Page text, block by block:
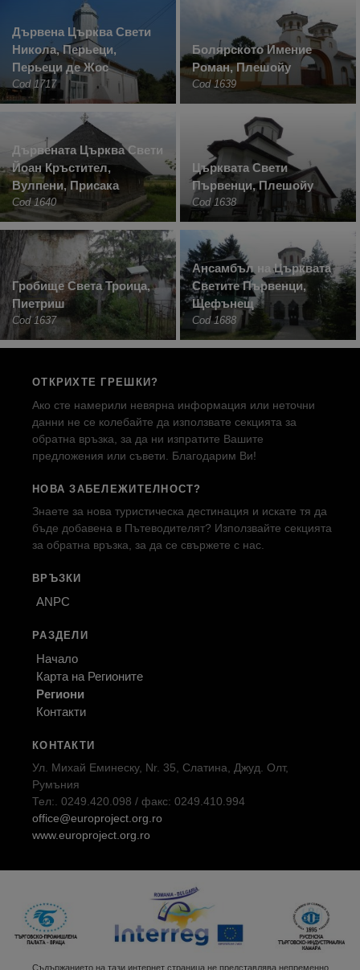
Дървена Църква Свети
Никола, Перьеци,
Перьеци де Жос
Cod 1717
Болярското Имение
Роман, Плешойу
Cod 1639
Дървената Църква Свети
Йоан Кръстител,
Вулпени, Присака
Cod 1640
Църквата Свети
Първенци, Плешойу
Cod 1638
Гробище Света Троица,
Пиетриш
Cod 1637
Ансамбъл на Църквата
Светите Първенци,
Щефънещ
Cod 1688
ОТКРИХТЕ ГРЕШКИ?
Ако сте намерили невярна информация или неточни
данни не се колебайте да използвате секцията за
обратна връзка, за да ни изпратите Вашите
предложения или съвети. Благодарим Ви!
НОВА ЗАБЕЛЕЖИТЕЛНОСТ?
Знаете за нова туристическа дестинация и искате тя да
бъде добавена в Пътеводителят? Използвайте секцията
за обратна връзка, за да се свържете с нас.
ВРЪЗКИ
ANPC
РАЗДЕЛИ
Начало
Карта на Регионите
Региони
Контакти
КОНТАКТИ
Ул. Михай Еминеску, Nr. 35, Слатина, Джуд. Олт,
Румъния
Тел:. 0249.420.098 / факс: 0249.410.994
office@europroject.org.ro
www.europroject.org.ro
Съдържанието на тази интернет страница не представлява непременно